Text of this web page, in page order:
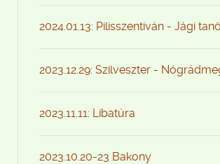
2024.01.13: Pilisszentiván - Jági
2023.12.29: Szilveszter -
2023.11.11: Libatúra
2023.10.20-23 Bakony